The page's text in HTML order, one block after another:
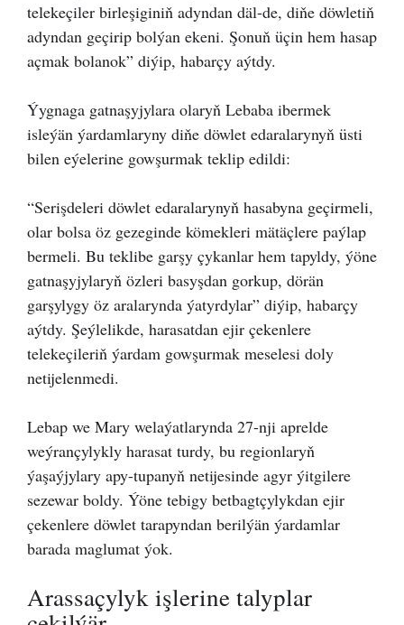
telekeçiler birleşiginiň adyndan däl-de, diňe döwletiň
adyndan geçirip bolýan ekeni. Şonuň üçin hem hasap
açmak bolanok” diýip, habarçy aýtdy.
Ýygnaga gatnaşyjylara olaryň Lebaba ibermek
isleýän ýardamlaryny diňe döwlet edaralarynyň üsti
bilen eýelerine gowşurmak teklip edildi:
“Serişdeleri döwlet edaralarynyň hasabyna geçirmeli,
olar bolsa öz gezeginde kömekleri mätäçlere paýlap
bermeli. Bu teklibe garşy çykanlar hem tapyldy, ýöne
gatnaşyjylaryň özleri basyşdan gorkup, dörän
garşylygy öz aralarynda ýatyrdylar” diýip, habarçy
aýtdy. Şeýlelikde, harasatdan ejir çekenlere
telekeçileriň ýardam gowşurmak meselesi doly
netijelenmedi.
Lebap we Mary welaýatlarynda 27-nji aprelde
weýrançylykly harasat turdy, bu regionlaryň
ýaşaýjylary apy-tupanyň netijesinde agyr ýitgilere
sezewar boldy. Ýöne tebigy betbagtçylykdan ejir
çekenlere döwlet tarapyndan berilýän ýardamlar
barada maglumat ýok.
Arassaçylyk işlerine talyplar